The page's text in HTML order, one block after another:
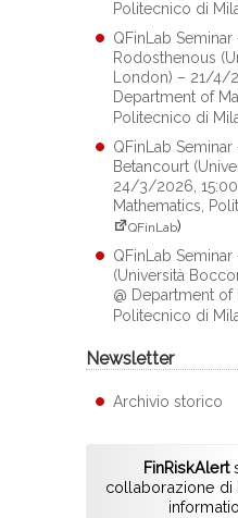
Politecnico di
QFinLab
Rodosthenous
London) – 21/4/
Department of
Politecnico di
QFinLab
Betancourt
24/3/2026,
Mathematics,
QFinLab)
QFinLab
(Università
@ Department of
Politecnico di
Newsletter
Archivio storico
FinRiskAlert
collaborazione di